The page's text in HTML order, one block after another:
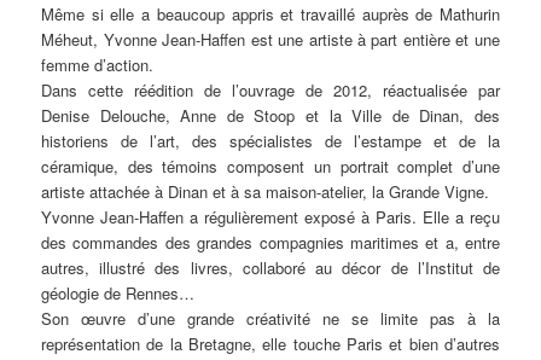
Même si elle a beaucoup appris et travaillé auprès de Mathurin
Méheut, Yvonne Jean-Haffen est une artiste à part entière et une
femme d’action.
Dans cette réédition de l’ouvrage de 2012, réactualisée par
Denise Delouche, Anne de Stoop et la Ville de Dinan, des
historiens de l’art, des spécialistes de l’estampe et de la
céramique, des témoins composent un portrait complet d’une
artiste attachée à Dinan et à sa maison-atelier, la Grande Vigne.
Yvonne Jean-Haffen a régulièrement exposé à Paris. Elle a reçu
des commandes des grandes compagnies maritimes et a, entre
autres, illustré des livres, collaboré au décor de l’Institut de
géologie de Rennes…
Son œuvre d’une grande créativité ne se limite pas à la
représentation de la Bretagne, elle touche Paris et bien d’autres